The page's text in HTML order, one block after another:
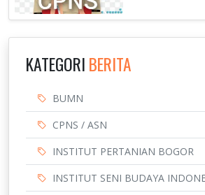
KATEGORI BERITA
BUMN
CPNS / ASN
INSTITUT PERTANIAN BOGOR
INSTITUT SENI BUDAYA